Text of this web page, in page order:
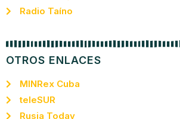
Radio Taíno
OTROS ENLACES
MINRex Cuba
teleSUR
Rusia Today